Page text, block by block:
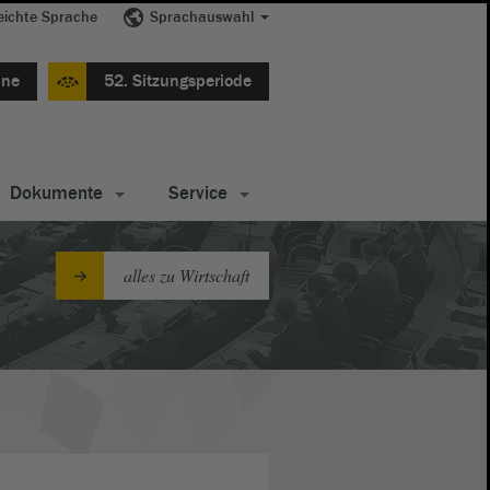
Sprache Sprachauswahl
52. Sitzungsperiode
Dokumente Service
alles zu Wirtschaft